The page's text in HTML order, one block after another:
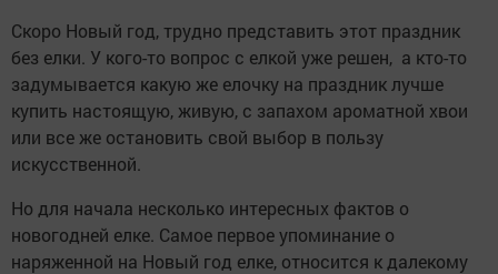
Скоро Новый год, трудно представить этот праздник
без елки. У кого-то вопрос с елкой уже решен, а кто-то
задумывается какую же елочку на праздник лучше
купить настоящую, живую, с запахом ароматной хвои
или все же остановить свой выбор в пользу
искусственной.
Но для начала несколько интересных фактов о
новогодней елке. Самое первое упоминание о
наряженной на Новый год елке, относится к далекому